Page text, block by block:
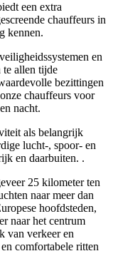
een extra
chauffeurs in
kennen.
en
te allen tijde
bezittingen
chauffeurs voor
nacht.
als belangrijk
lucht-, spoor- en
en daarbuiten. .
25 kilometer ten
naar meer dan
hoofdsteden,
naar het centrum
van verkeer en
comfortabele ritten